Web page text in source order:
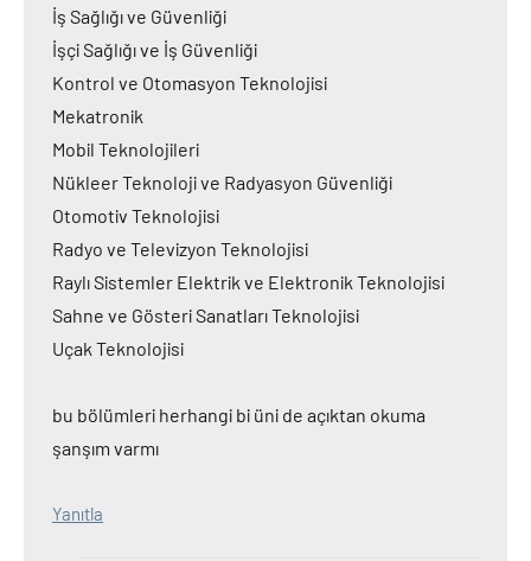
İş Sağlığı ve Güvenliği
İşçi Sağlığı ve İş Güvenliği
Kontrol ve Otomasyon Teknolojisi
Mekatronik
Mobil Teknolojileri
Nükleer Teknoloji ve Radyasyon Güvenliği
Otomotiv Teknolojisi
Radyo ve Televizyon Teknolojisi
Raylı Sistemler Elektrik ve Elektronik Teknolojisi
Sahne ve Gösteri Sanatları Teknolojisi
Uçak Teknolojisi
bu bölümleri herhangi bi üni de açıktan okuma
şanşım varmı
Yanıtla